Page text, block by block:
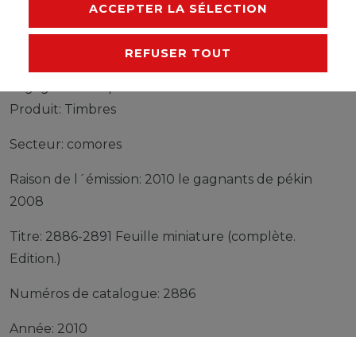
Produit: Timbres
Secteur: comores
Raison de l´émission: 2010 le gagnants de pékin
2008
Titre: 2886-2891 Feuille miniature (complète.
Edition.)
Numéros de catalogue: 2886
Année: 2010
ACCEPTER LA SÉLECTION
REFUSER TOUT